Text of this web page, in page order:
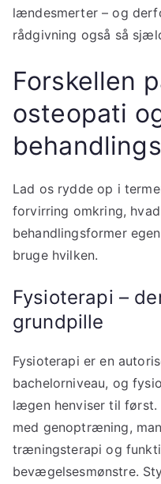
lændesmerter – og
rådgivning også så
Forskellen
osteopati
Lad os rydde op i
forvirring omkring,
behandlingsformer
bruge hvilken.
Fysioterapi –
grundpille
Fysioterapi er en
bachelorniveau, og
lægen henviser til først.
med genoptræning,
træningsterapi og
bevægelsesmønstre.